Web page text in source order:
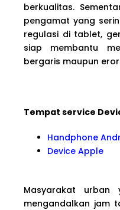
berkualitas.
pengamat yang
regulasi di tablet,
siap membantu
bergaris maupun
Tempat service
Handphone
Device Apple
Masyarakat
mengandalkan jam